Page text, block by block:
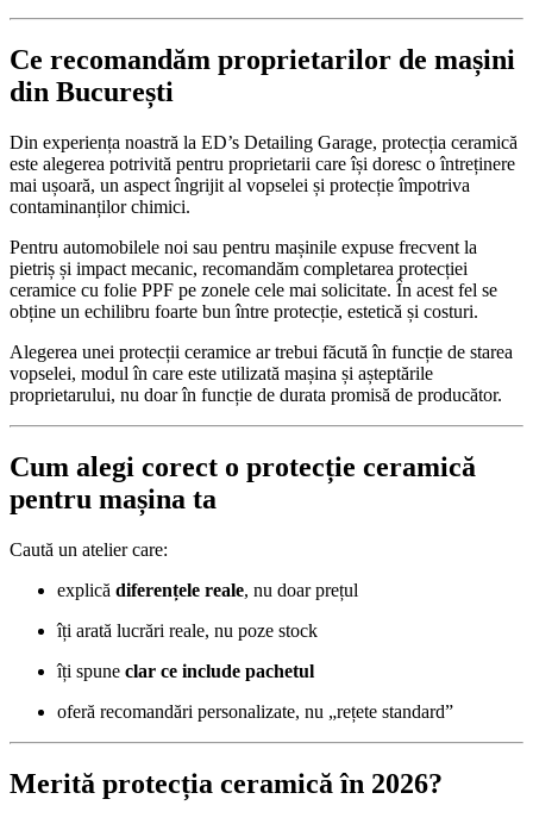
Ce recomandăm proprietarilor de mașini
din București
Din experiența noastră la ED’s Detailing Garage, protecția ceramică
este alegerea potrivită pentru proprietarii care își doresc o întreținere
mai ușoară, un aspect îngrijit al vopselei și protecție împotriva
contaminanților chimici.
Pentru automobilele noi sau pentru mașinile expuse frecvent la
pietriș și impact mecanic, recomandăm completarea protecției
ceramice cu folie PPF pe zonele cele mai solicitate. În acest fel se
obține un echilibru foarte bun între protecție, estetică și costuri.
Alegerea unei protecții ceramice ar trebui făcută în funcție de starea
vopselei, modul în care este utilizată mașina și așteptările
proprietarului, nu doar în funcție de durata promisă de producător.
Cum alegi corect o protecție ceramică
pentru mașina ta
Caută un atelier care:
explică diferențele reale, nu doar prețul
îți arată lucrări reale, nu poze stock
îți spune clar ce include pachetul
oferă recomandări personalizate, nu „rețete standard”
Merită protecția ceramică în 2026?